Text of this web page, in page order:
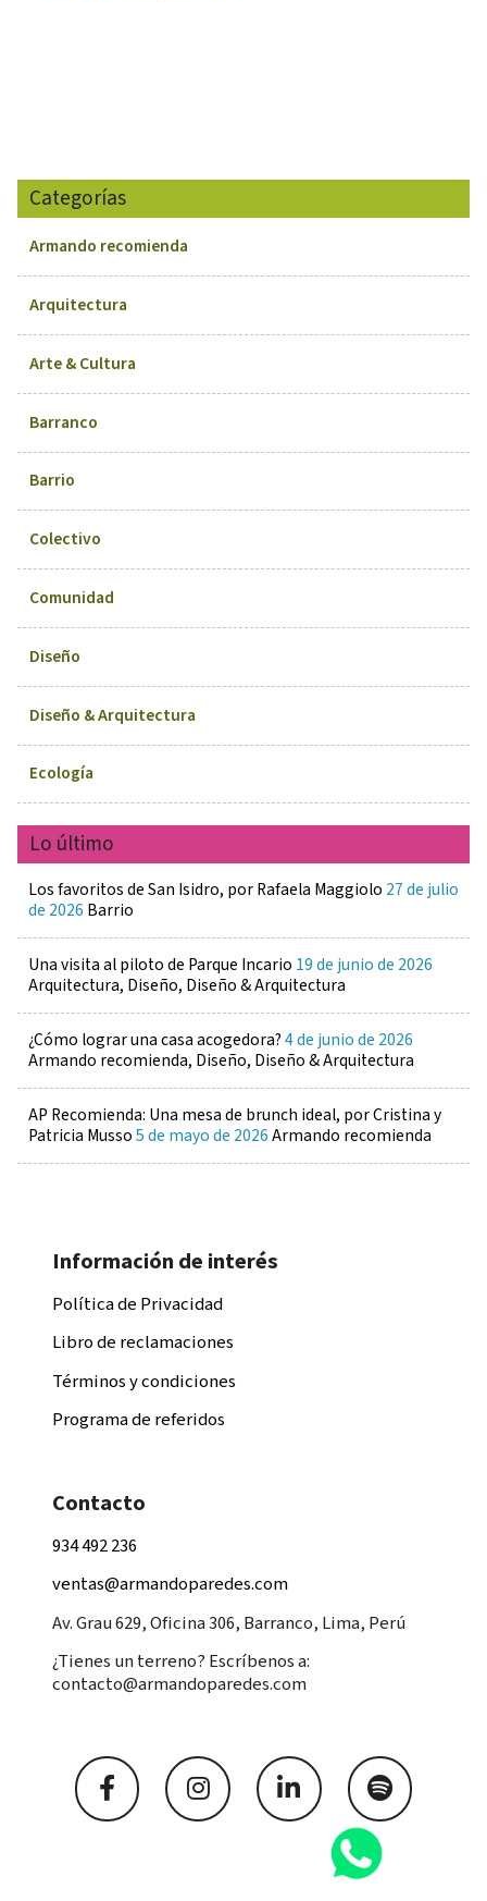
Categorías
Armando recomienda
Arquitectura
Arte & Cultura
Barranco
Barrio
Colectivo
Comunidad
Diseño
Diseño & Arquitectura
Ecología
Lo último
Los favoritos de San Isidro, por Rafaela Maggiolo 27 de julio
de 2026 Barrio
Una visita al piloto de Parque Incario 19 de junio de 2026
Arquitectura, Diseño, Diseño & Arquitectura
¿Cómo lograr una casa acogedora?4 de junio de 2026
Armando recomienda, Diseño, Diseño & Arquitectura
AP Recomienda: Una mesa de brunch ideal, por Cristina y
Patricia Musso5 de mayo de 2026Armando recomienda
Información de interés
Política de Privacidad
Libro de reclamaciones
Términos y condiciones
Programa de referidos
Contacto
934 492 236
ventas@armandoparedes.com
Av. Grau 629, Oficina 306, Barranco, Lima, Perú
¿Tienes un terreno? Escríbenos a:
contacto@armandoparedes.com